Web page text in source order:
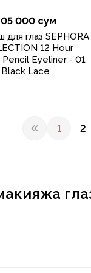
000 сум
для глаз SEPHORA
12 Hour
Eyeliner - 01
Black Lace
1 2